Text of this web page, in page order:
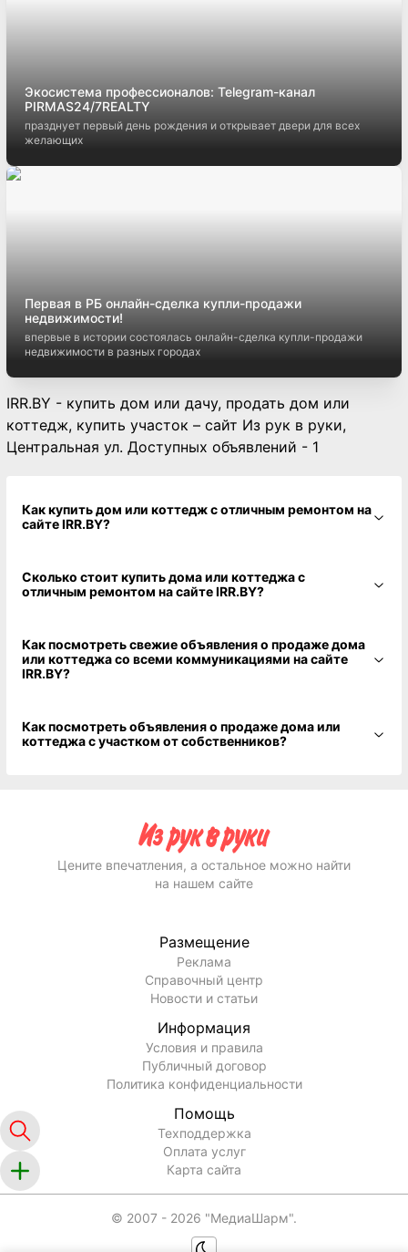
Экосистема профессионалов: Telegram-канал
PIRMAS24/7REALTY
празднует первый день рождения и открывает двери для всех
желающих
Первая в РБ онлайн-сделка купли-продажи
недвижимости!
впервые в истории состоялась онлайн-сделка купли-продажи
недвижимости в разных городах
IRR.BY - купить дом или дачу, продать дом или
коттедж, купить участок – сайт Из рук в руки,
Центральная ул. Доступных объявлений - 1
Как купить дом или коттедж с отличным ремонтом на
сайте IRR.BY?
Сколько стоит купить дома или коттеджа с
отличным ремонтом на сайте IRR.BY?
Как посмотреть свежие объявления о продаже дома
или коттеджа со всеми коммуникациями на сайте
IRR.BY?
Как посмотреть объявления о продаже дома или
коттеджа с участком от собственников?
Цените впечатления, а остальное можно найти
на нашем сайте
Размещение
Реклама
Справочный центр
Новости и статьи
Информация
Условия и правила
Публичный договор
Политика конфиденциальности
Помощь
Техподдержка
Оплата услуг
Карта сайта
© 2007 - 2026 "МедиаШарм".